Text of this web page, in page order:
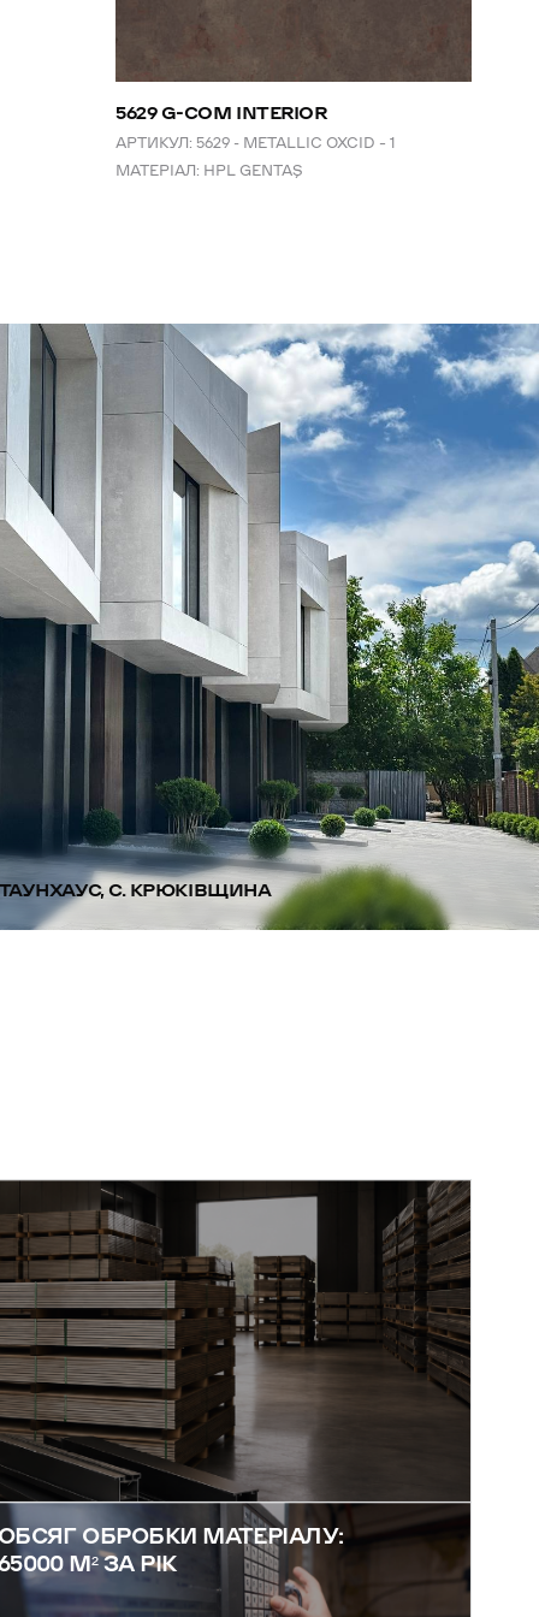
5629 G-COM INTERIOR
АРТИКУЛ: 5629 - METALLIC OXCID – 1
МАТЕРІАЛ: HPL GENTAŞ
С. КРЮКІВЩИНА
ОБРОБКИ МАТЕРІАЛУ:
М² ЗА РІК